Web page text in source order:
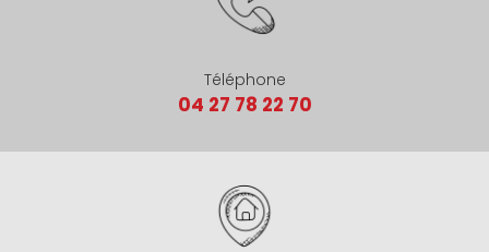
Téléphone
04 27 78 22 70